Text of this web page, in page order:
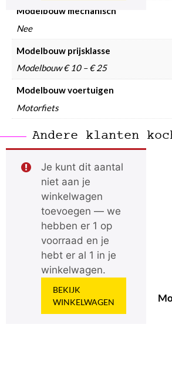
Modelbouw mechanisch
Nee
Modelbouw prijsklasse
Modelbouw € 10 – € 25
Modelbouw voertuigen
Motorfiets
Andere klanten
Je kunt dit aantal
niet aan je
winkelwagen
toevoegen — we
hebben er 1 op
voorraad en je
hebt er al 1 in je
winkelwagen.
BEKIJK
WINKELWAGEN